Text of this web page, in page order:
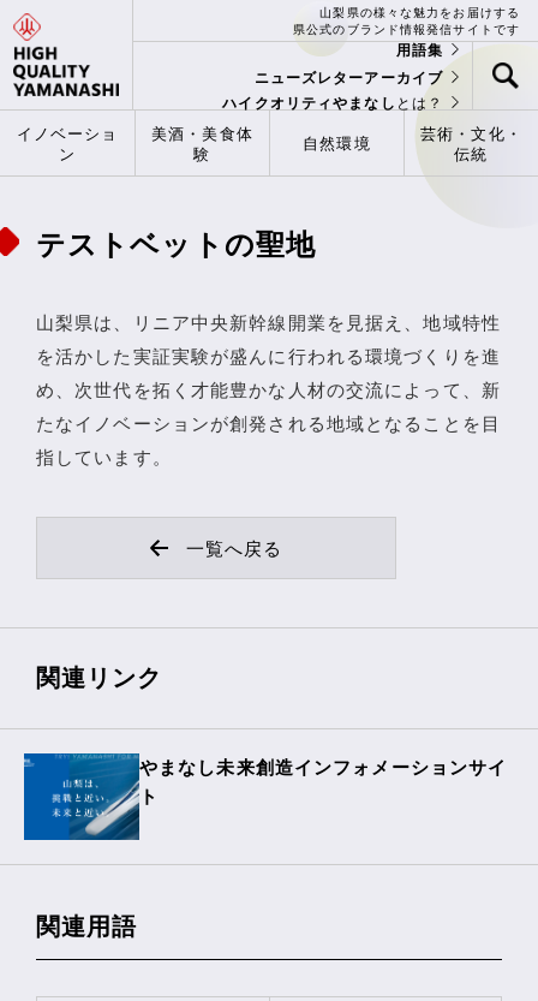
山梨県の様々な魅力をお届けする
県公式のブランド情報発信サイトです
用語集
ニューズレターアーカイブ
ハイクオリティやまなし とは？
イノベーショ
ン
美酒・美食体
験
自然環境
芸術・文化・
伝統
テストベットの聖地
山梨県は、リニア中央新幹線開業を見据え、地域特性
を活かした実証実験が盛んに行われる環境づくりを進
め、次世代を拓く才能豊かな人材の交流によって、新
たなイノベーションが創発される地域となることを目
指しています。
一覧へ戻る
関連リンク
やまなし未来創造インフォメーションサイ
ト
関連用語